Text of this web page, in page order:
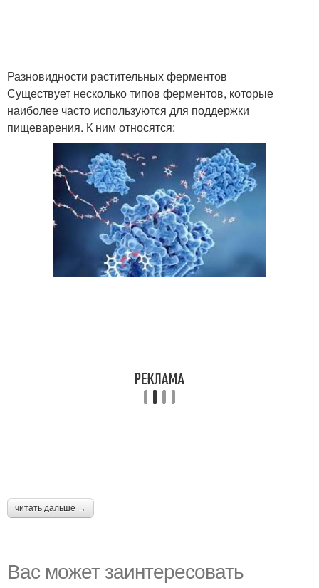
Разновидности растительных ферментов
Существует несколько типов ферментов, которые
наиболее часто используются для поддержки
пищеварения. К ним относятся:
читать дальше →
Вас может заинтересовать